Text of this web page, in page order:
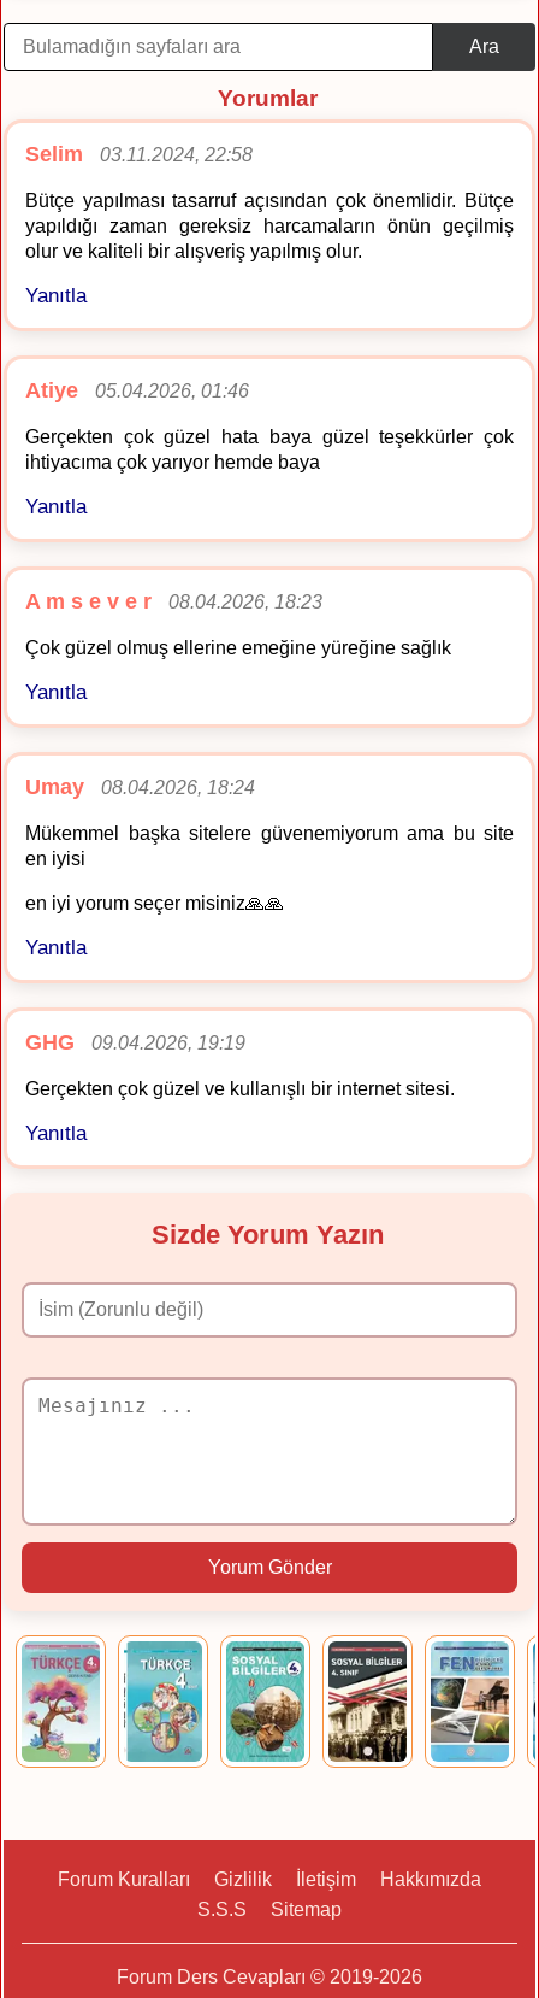
Ara
Yorumlar
Selim 03.11.2024, 22:58
Bütçe yapılması tasarruf açısından çok önemlidir. Bütçe
yapıldığı zaman gereksiz harcamaların önün geçilmiş
olur ve kaliteli bir alışveriş yapılmış olur.
Yanıtla
Atiye 05.04.2026, 01:46
Gerçekten çok güzel hata baya güzel teşekkürler çok
ihtiyacıma çok yarıyor hemde baya
Yanıtla
A m s e v e r 08.04.2026, 18:23
Çok güzel olmuş ellerine emeğine yüreğine sağlık
Yanıtla
Umay 08.04.2026, 18:24
Mükemmel başka sitelere güvenemiyorum ama bu site
en iyisi
en iyi yorum seçer misiniz🙏🙏
Yanıtla
GHG 09.04.2026, 19:19
Gerçekten çok güzel ve kullanışlı bir internet sitesi.
Yanıtla
Sizde Yorum Yazın
Yorum Gönder
Forum Kuralları Gizlilik İletişim
Hakkımızda
S.S.S
Sitemap
Forum Ders Cevapları © 2019-2026